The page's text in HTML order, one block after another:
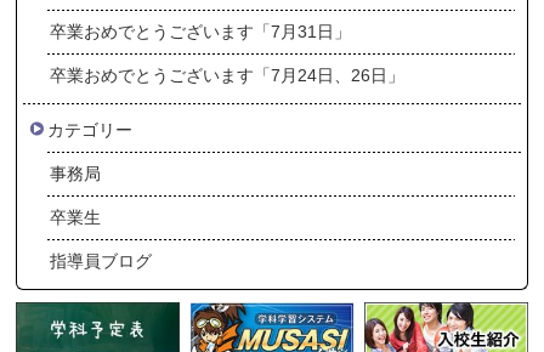
卒業おめでとうございます「7月31日」
卒業おめでとうございます「7月24日、26日」
カテゴリー
事務局
卒業生
指導員ブログ